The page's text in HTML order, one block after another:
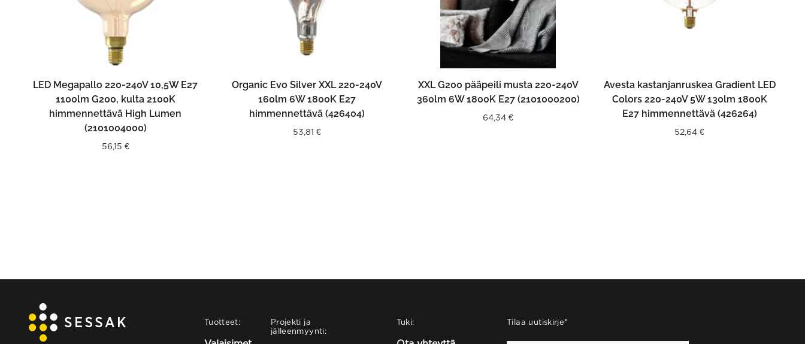
LISÄÄ OSTOSKORIIN
LED Megapallo 220-240V 10,5W E27
1100lm G200, kulta 2100K
himmennettävä High Lumen
(2101004000)
56,15 €
LISÄÄ OSTOSKORIIN
Organic Evo Silver XXL 220-240V
160lm 6W 1800K E27
himmennettävä (426404)
53,81 €
LISÄÄ OSTOSKORIIN
XXL G200 pääpeili musta 220-240V
360lm 6W 1800K E27 (2101000200)
64,34€
LISÄÄ OSTOSKORIIN
Avesta kastanjanruskea Gradient LED
Colors 220-240V 5W 130lm 1800K
E27 himmennettävä (426264)
52,64€
Tuotteet:
Projekti ja
jälleenmyynti:
Tuki: Tilaa uutiskirje*